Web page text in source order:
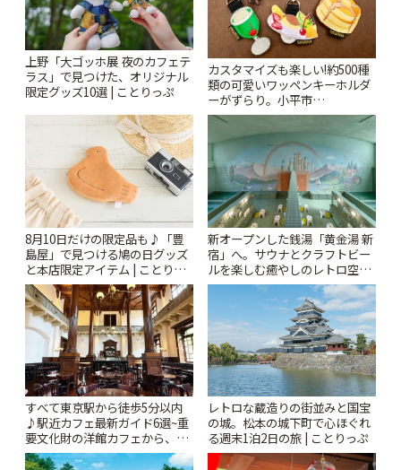
上野「大ゴッホ展 夜のカフェテ
ラス」で見つけた、オリジナル
限定グッズ10選 | ことりっぷ
カスタマイズも楽しい!約500種
類の可愛いワッペンキーホルダ
ーがずらり。小平市
「Kimamaya T&K」 | ことりっ
8月10日だけの限定品も♪「豊
島屋」で見つける鳩の日グッズ
と本店限定アイテム | ことりっ
ぷ
新オープンした銭湯「黄金湯 新
宿」へ。サウナとクラフトビー
ルを楽しむ癒やしのレトロ空間
| ことりっぷ
すべて東京駅から徒歩5分以内
♪駅近カフェ最新ガイド6選~重
要文化財の洋館カフェから、改
札すぐのレトロ喫茶まで~ | こと
レトロな蔵造りの街並みと国宝
の城。松本の城下町で心ほぐれ
る週末1泊2日の旅 | ことりっぷ